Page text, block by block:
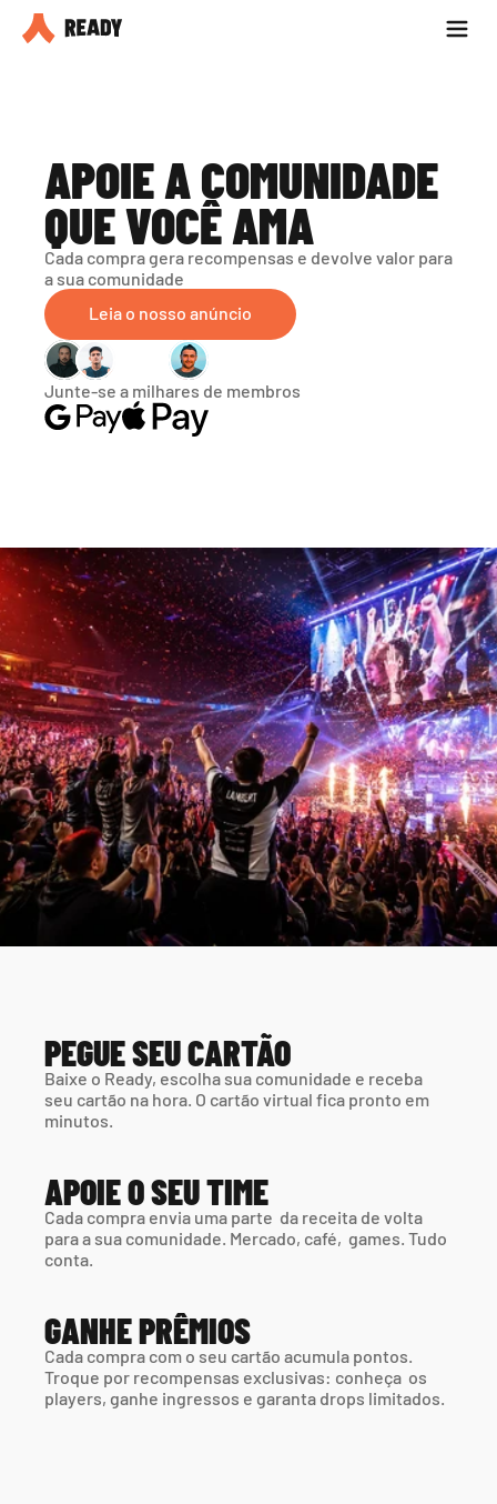
Seja parceiro
APOIE A COMUNIDADE
QUE VOCÊ AMA
Cada compra gera recompensas e devolve valor para
a sua comunidade
Leia o nosso anúncio
Junte-se a milhares de membros
PEGUE SEU CARTÃO
Baixe o Ready, escolha sua comunidade e receba
seu cartão na hora. O cartão virtual fica pronto em
minutos.
APOIE O SEU TIME
Cada compra envia uma parte  da receita de volta
para a sua comunidade. Mercado, café,  games. Tudo
conta.
GANHE PRÊMIOS
Cada compra com o seu cartão acumula pontos.
Troque por recompensas exclusivas: conheça  os
players, ganhe ingressos e garanta drops limitados.